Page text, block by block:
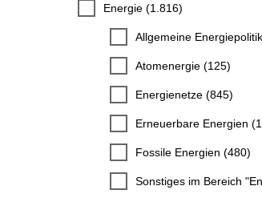
Energie (1.816)
Allgemeine
Atomenergie (125)
Energienetze (845)
Erneuerbare Energien
Fossile Energien (480)
Sonstiges im Bereich